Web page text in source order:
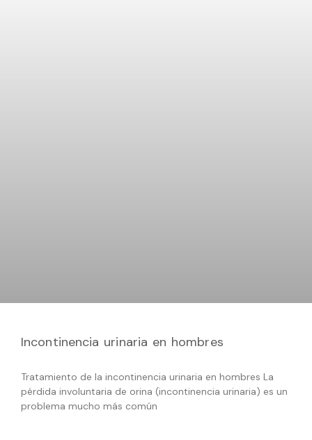
Incontinencia urinaria en hombres
Tratamiento de la incontinencia urinaria en hombres La
pérdida involuntaria de orina (incontinencia urinaria) es un
problema mucho más común